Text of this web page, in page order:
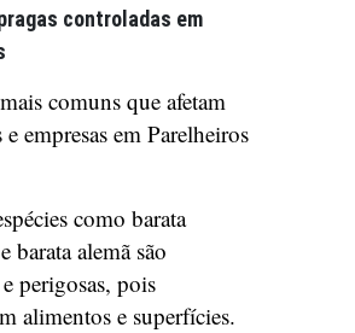
controladas em
comuns que afetam
e empresas em Parelheiros
como barata
barata alemã são
perigosas, pois
alimentos e superfícies.